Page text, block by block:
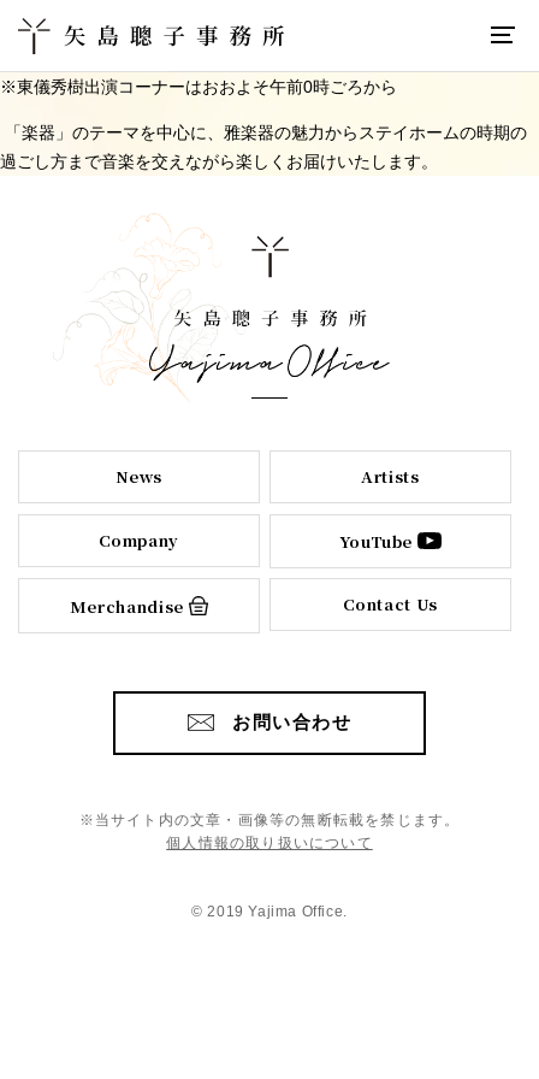
※東儀秀樹出演コーナーはおおよそ午前0時ごろから
「楽器」のテーマを中心に、雅楽器の魅力からステイホームの時期の
過ごし方まで音楽を交えながら楽しくお届けいたします。
News Artists
Company YouTube
Merchandise Contact Us
お問い合わせ
※当サイト内の文章・画像等の無断転載を禁じます。
個人情報の取り扱いについて
© 2019 Yajima Office.